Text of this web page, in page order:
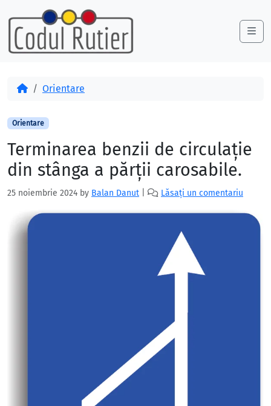
Skip to content
Skip to footer
AcasăOrientare
Orientare
Terminarea benzii de circulație
din stânga a părții carosabile.
25 noiembrie 2024 by Balan Danut Lăsați un comentariu